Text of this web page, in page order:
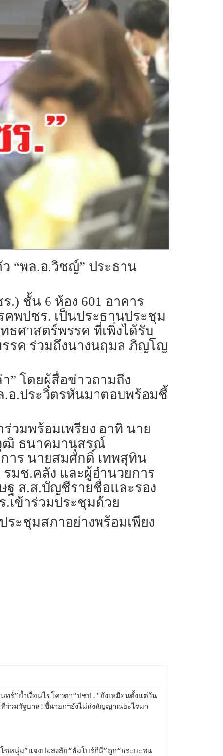
“พล.อ.วิชญ์” ประธาน
.) ชั้น 6 ห้อง 601 อาคาร
พปชร. เป็นประธานประชุม
ศาสตร์พรรค ที่เพิ่งได้รับ
รรค ร่วมถึงนางนฤมล ภิญโญ
” โดยผู้สื่อข่าวถามถึง
.อ.ประวิตรหันมาตอบพร้อมชี้
วมพร้อมเพรียง อาทิ นาย
วุฒิ ธนาคมานุสรณ์
าร นายสมศักดิ์ เทพสุทิน
มช.คลัง และผู้อำนวยการ
ฐ ส.ส.บัญชีรายชื่อและรอง
เข้าร่วมประชุมด้วย
ะชุมสภาอย่างพร้อมเพียง
ทร์”ย้ำเงื่อนไขโควตา“ปชป.”ยังเหมือนตั้งแต่วัน
ที่ร่วมรัฐบาล!ชี้นายกฯยังไม่ส่งสัญญาณอะไรมา
ซหนุ่ม”แจงปมสงสัย“ลัมโบร์กินี”ถูก“กระบะชน